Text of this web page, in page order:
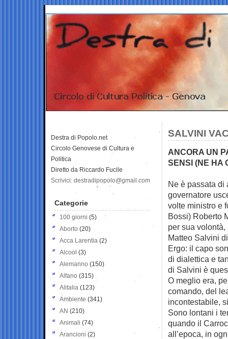
SALVINI
ANCORA UN
SENSI (NE HA
Ne è passata di
governatore
volte ministro e
Bossi) Roberto
per sua
Matteo Salvini
Ergo: il capo
di dialettica e
di Salvini è
O meglio era,
comando, del
incontestabile,
Sono lontani i
quando il
all’epoca, in
Destra di Popolo.net
Circolo Genovese di Cultura e
Politica
Diretto da Riccardo Fucile
Scrivici: destradipopolo@gmail.com
Categorie
100 giorni (5)
Aborto (20)
Acca Larentia (2)
Alcool (3)
Alemanno (150)
Alfano (315)
Alitalia (123)
Ambiente (341)
AN (210)
Animali (74)
Arancioni (2)